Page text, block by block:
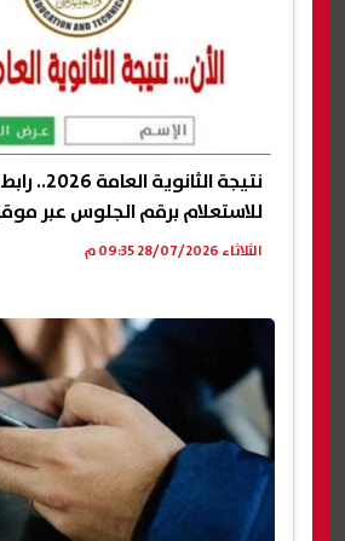
نتيجة الثانوية
للاستعلام برقم الجلوس عبر
الثلاثاء 28/07/2026 09:35 م